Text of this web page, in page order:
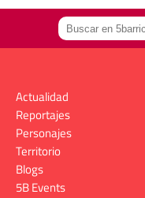
Actualidad
Reportajes
Personajes
Territorio
Blogs
5B Events